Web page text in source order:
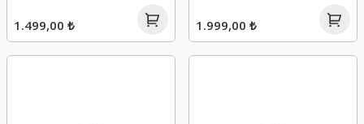
1.499,00 ₺ 1.999,00 ₺